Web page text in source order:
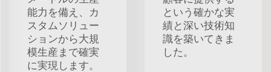
能力を備え、カ
スタムソリュー
ションから大規
模生産まで確実
に実現します。
という確かな実
績と深い技術知
識を築いてきま
した。